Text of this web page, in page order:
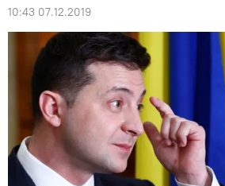
10:43 07.12.2019